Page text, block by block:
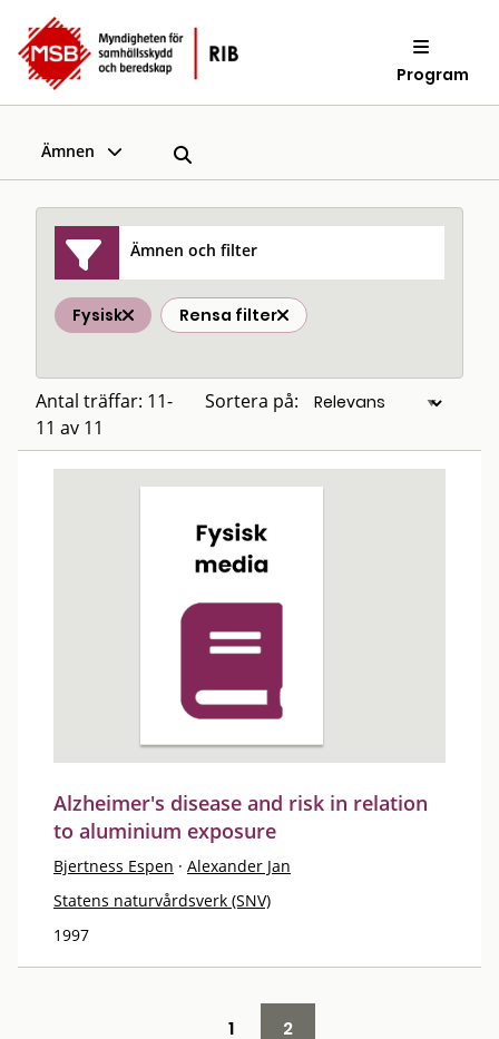
Program
Ämnen
Ämnen och filter
Fysisk Rensa filter
Antal träffar: 11-
11 av 11
Sortera på:
Alzheimer's disease and risk in relation
to aluminium exposure
Bjertness Espen · Alexander Jan
Statens naturvårdsverk (SNV)
1997
1 2